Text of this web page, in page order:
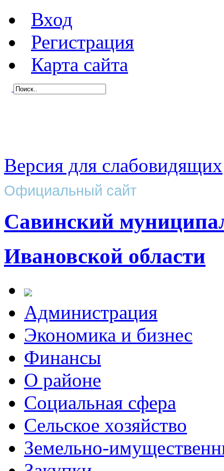
Вход
Регистрация
Карта сайта
Версия для слабовидящих
Официальный сайт
Савинский
Ивановской области
Администрация
Экономика и бизнес
Финансы
О районе
Социальная сфера
Сельское хозяйство
Земельно-